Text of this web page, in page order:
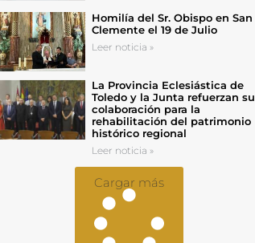
Homilía del Sr. Obispo en San
Clemente el 19 de Julio
Leer noticia »
La Provincia Eclesiástica de
Toledo y la Junta refuerzan su
colaboración para la
rehabilitación del patrimonio
histórico regional
Leer noticia »
Cargar más